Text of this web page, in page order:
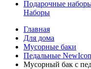
Подарочные
Наборы
Главная
Для дома
Мусорные баки
Педальные NewIcon
Мусорный бак с